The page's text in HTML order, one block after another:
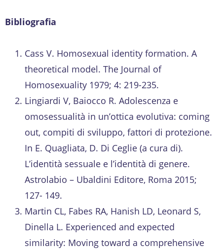
Bibliografia
Cass V. Homosexual identity formation. A
theoretical model. The Journal of
Homosexuality 1979; 4: 219-235.
Lingiardi V, Baiocco R. Adolescenza e
omosessualità in un’ottica evolutiva: coming
out, compiti di sviluppo, fattori di protezione.
In E. Quagliata, D. Di Ceglie (a cura di).
L’identità sessuale e l’identità di genere.
Astrolabio – Ubaldini Editore, Roma 2015;
127- 149.
Martin CL, Fabes RA, Hanish LD, Leonard S,
Dinella L. Experienced and expected
similarity: Moving toward a comprehensive